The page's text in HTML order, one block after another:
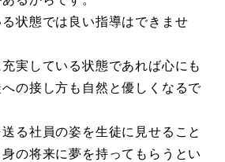
状態では良い指導はできませ
実している状態であれば心にも
の接し方も自然と優しくなるで
る社員の姿を生徒に見せること
の将来に夢を持ってもらうとい